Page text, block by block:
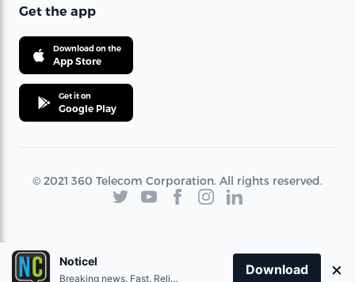
Get the app
Download on the
App Store
Get it on
Google Play
© 2021 360 Telecom Corporation. All rights reserved.
Noticel
Breaking news. Fast. Reliable.
Download ×